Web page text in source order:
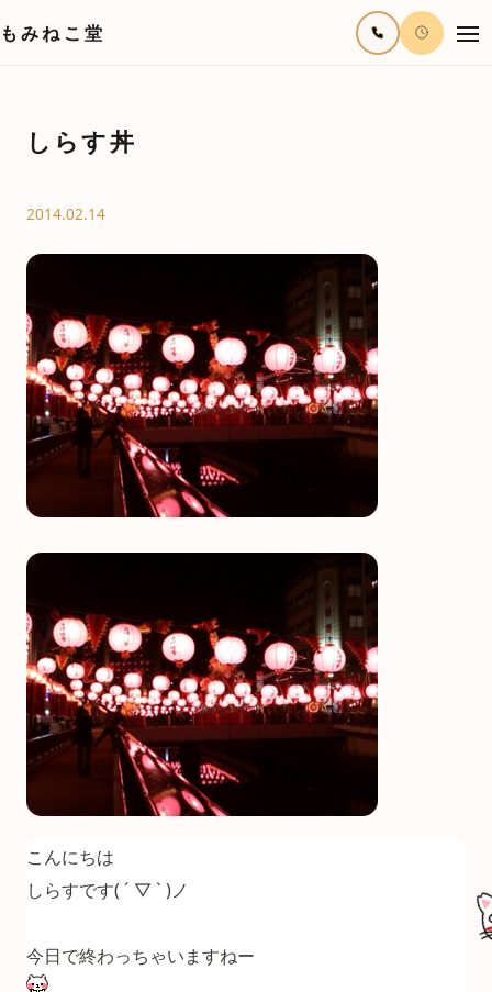
もみねこ堂
しらす丼
2014.02.14
こんにちは
しらすです( ´ ▽ ` )ノ
今日で終わっちゃいますねー